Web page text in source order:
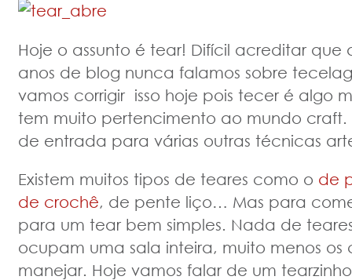
Hoje o assunto é tear! Difícil acreditar que
anos de blog nunca falamos sobre
vamos corrigir isso hoje pois tecer é algo
tem muito pertencimento ao mundo craft.
de entrada para várias outras técnicas
Existem muitos tipos de teares como o de
de crochê, de pente liço… Mas para
para um tear bem simples. Nada de
ocupam uma sala inteira, muito menos
manejar. Hoje vamos falar de um